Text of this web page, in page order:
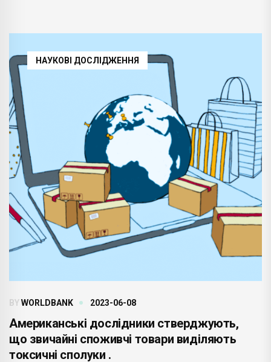
НАУКОВІ ДОСЛІДЖЕННЯ
BYWORLDBANK 2023-06-08
Американські дослідники стверджують,
що звичайні споживчі товари виділяють
токсичні сполуки .